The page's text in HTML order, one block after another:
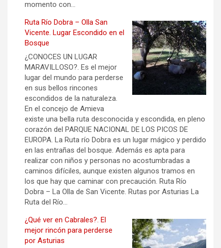
momento con…
Ruta Río Dobra – Olla San
Vicente. Lugar Escondido en el
Bosque
¿CONOCES UN LUGAR
MARAVILLOSO?. Es el mejor
lugar del mundo para perderse
en sus bellos rincones
escondidos de la naturaleza.
En el concejo de Amieva
existe una bella ruta desconocida y escondida, en pleno
corazón del PARQUE NACIONAL DE LOS PICOS DE
EUROPA. La Ruta río Dobra es un lugar mágico y perdido
en las entrañas del bosque. Además es apta para
realizar con niños y personas no acostumbradas a
caminos difíciles, aunque existen algunos tramos en
los que hay que caminar con precaución. Ruta Río
Dobra – La Olla de San Vicente. Rutas por Asturias La
Ruta del Río…
¿Qué ver en Cabrales?. El
mejor rincón para perderse
por Asturias